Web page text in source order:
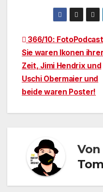
366/10:
Sie waren Ikonen ihrer
Zeit, Jimi Hendrix und
Uschi Obermaier und
beide waren Poster!
Von